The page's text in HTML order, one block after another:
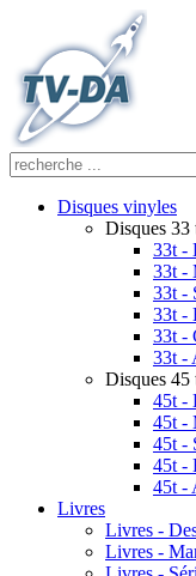
Disques vinyles
Disques 33
33t -
33t -
33t -
33t -
33t -
33t -
Disques 45
45t -
45t -
45t -
45t -
45t -
Livres
Livres -
Livres -